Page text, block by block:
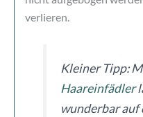
verlieren.
Kleiner Tipp:
Haareinfädler
wunderbar auf